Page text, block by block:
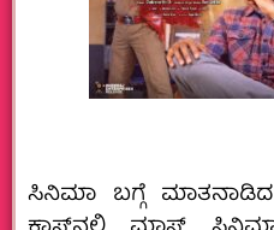
ಸಿನಿಮಾ ಬಗ್ಗೆ